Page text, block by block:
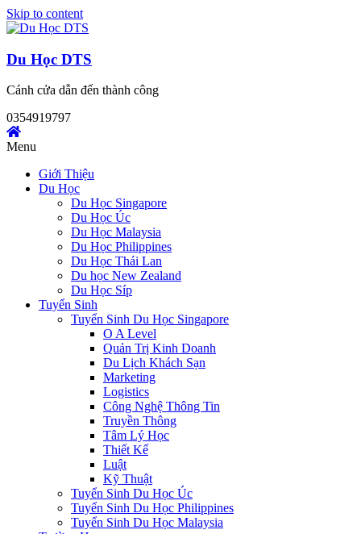
Skip to content
Du Học DTS
Cánh cửa dẫn đến thành công
0354919797
Menu
Giới Thiệu
Du Học
Du Học Singapore
Du Học Úc
Du Học Malaysia
Du Học Philippines
Du Học Thái Lan
Du học New Zealand
Du Học Síp
Tuyển Sinh
Tuyển Sinh Du Học Singapore
O A Level
Quản Trị Kinh Doanh
Du Lịch Khách Sạn
Marketing
Logistics
Công Nghệ Thông Tin
Truyền Thông
Tâm Lý Học
Thiết Kế
Luật
Kỹ Thuật
Tuyển Sinh Du Học Úc
Tuyển Sinh Du Học Philippines
Tuyển Sinh Du Học Malaysia